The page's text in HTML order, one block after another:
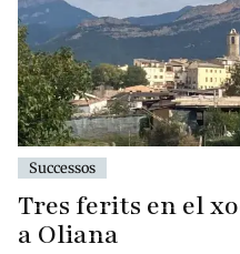
Successos
Tres ferits en el
a Oliana